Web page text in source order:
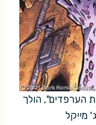
הערפדים", הולך
מייקל